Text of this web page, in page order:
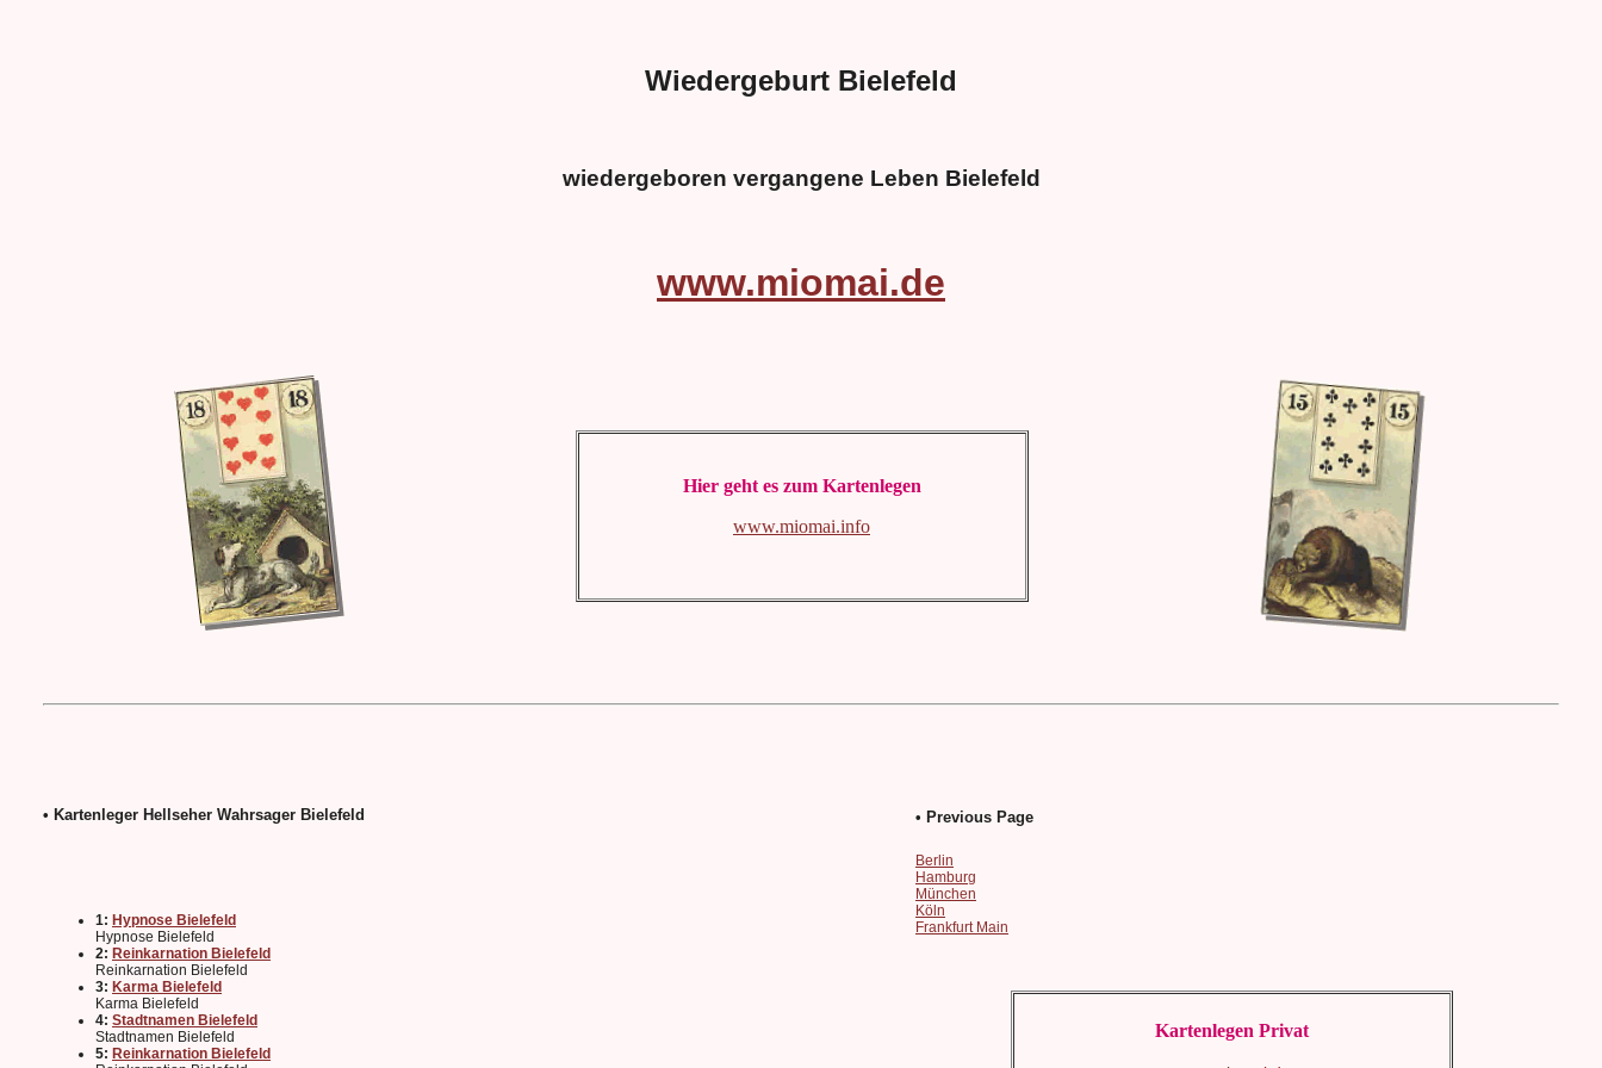
Wiedergeburt Bielefeld
wiedergeboren vergangene Leben Bielefeld
www.miomai.de
Hier geht es zum Kartenlegen
www.miomai.info
• Kartenleger Hellseher Wahrsager Bielefeld
1: Hypnose Bielefeld
Hypnose Bielefeld
2: Reinkarnation Bielefeld
Reinkarnation Bielefeld
3: Karma Bielefeld
Karma Bielefeld
4: Stadtnamen Bielefeld
Stadtnamen Bielefeld
5: Reinkarnation Bielefeld
• Previous Page
Berlin
Hamburg
München
Köln
Frankfurt Main
Kartenlegen Privat